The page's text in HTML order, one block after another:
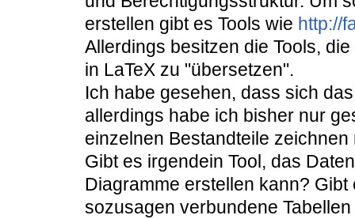
erstellen gibt es Tools wie http://
Allerdings besitzen die Tools,
in LaTeX zu "übersetzen".
Ich habe gesehen, dass sich
allerdings habe ich bisher nur
einzelnen Bestandteile zeichnen
Gibt es irgendein Tool, das
Diagramme erstellen kann? Gibt
sozusagen verbundene